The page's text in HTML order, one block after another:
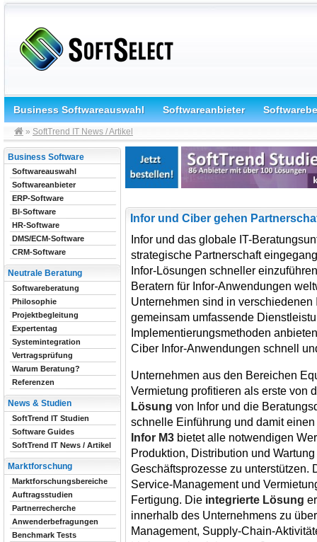
Business Softwareauswahl Softwareanbieter
» SoftTrend IT News / Artikel
Infor und Ciber gehen
Infor und das globale IT-
strategische Partnerschaft
Infor-Lösungen schneller
Beratern für Infor-Anwendungen
Unternehmen sind in
gemeinsam umfassende
Implementierungsmethoden
Ciber Infor-Anwendungen schnell
Unternehmen aus den Bereichen
Vermietung profitieren als erste von
Lösung von Infor und die
schnelle Einführung und damit
Infor M3 bietet alle notwendigen
Produktion, Distribution und
Geschäftsprozesse zu unterstützen.
Service-Management und
Fertigung. Die integrierte Lösung
innerhalb des Unternehmens zu
Management, Supply-Chain-
Business Software
Softwareauswahl
Softwareanbieter
ERP-Software
BI-Software
HR-Software
DMS/ECM-Software
CRM-Software
Neutrale Beratung
Softwareberatung
Philosophie
Projektbegleitung
Expertentag
Systemintegration
Vertragsprüfung
Warum Beratung?
Referenzen
News & Studien
SoftTrend IT Studien
Software Guides
SoftTrend IT News / Artikel
Marktforschung
Marktforschungsbereiche
Auftragsstudien
Partnerrecherche
Anwenderbefragungen
Benchmark Tests